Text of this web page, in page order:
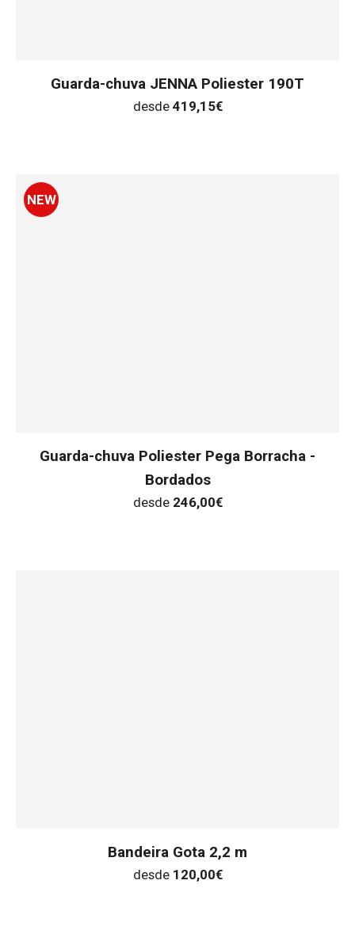
Guarda-chuva JENNA Poliester 190T
desde 419,15€
NEW
Guarda-chuva Poliester Pega Borracha -
Bordados
desde 246,00€
Bandeira Gota 2,2 m
desde 120,00€